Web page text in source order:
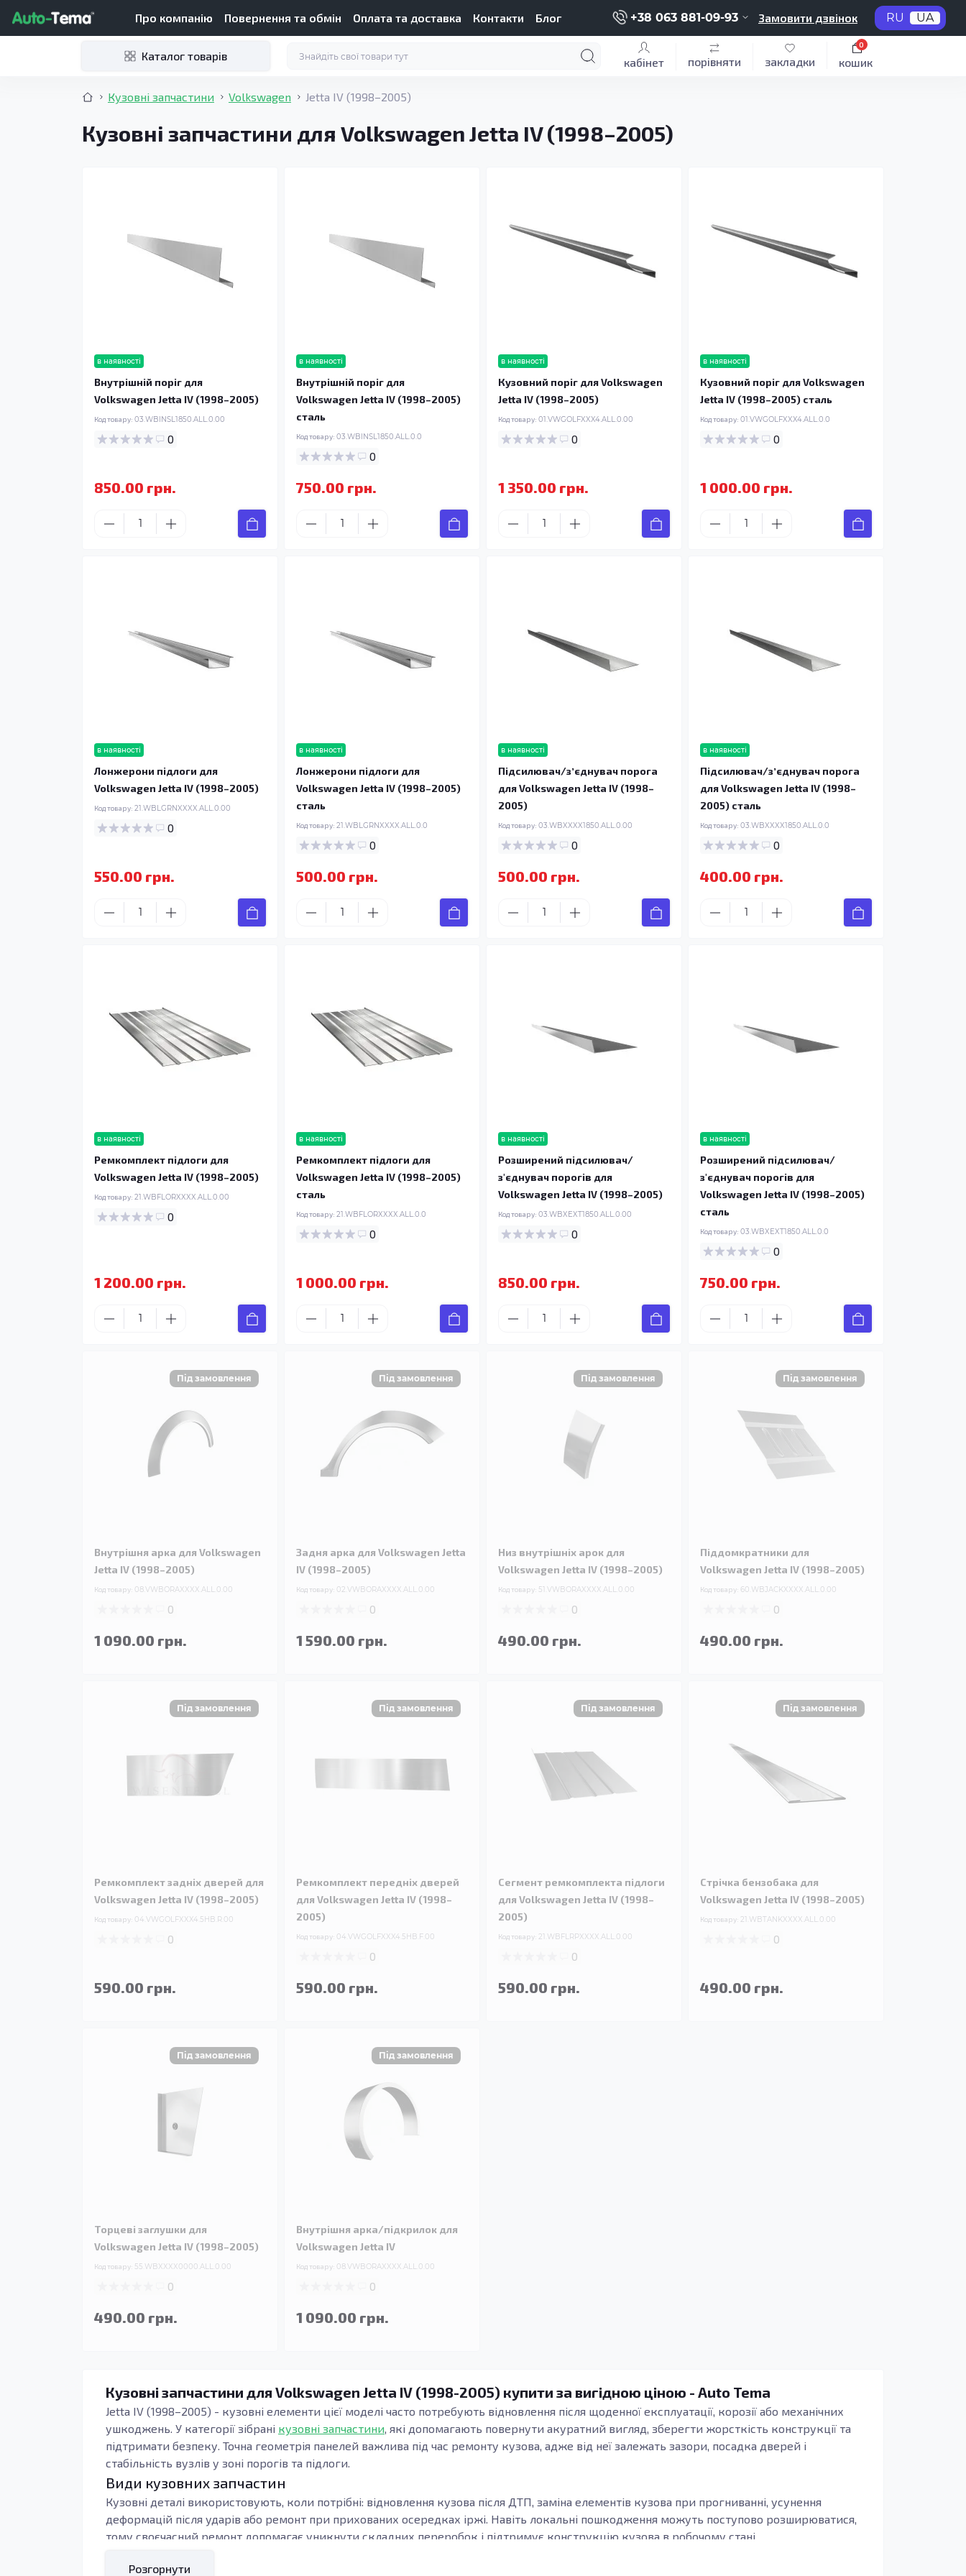
Про компанію Повернення та обмін Оплата та доставка Контакти Блог +38 063 881-09-93 Замовити дзвінок RU UA
Каталог товарів кабінет порівняти закладки кошик
0
Кузовні запчастини Volkswagen Jetta IV (1998–2005)
Кузовні запчастини для Volkswagen Jetta IV (1998–2005)
в наявності
Внутрішній поріг для
Volkswagen Jetta IV (1998–2005)
Код товару: 03.WBINSL1850.ALL.0.00
0
850.00 грн.
в наявності
Внутрішній поріг для
Volkswagen Jetta IV (1998–2005)
сталь
Код товару: 03.WBINSL1850.ALL.0.0
0
750.00 грн.
в наявності
Кузовний поріг для Volkswagen
Jetta IV (1998–2005)
Код товару: 01.VWGOLFXXX4.ALL.0.00
0
1 350.00 грн.
в наявності
Кузовний поріг для Volkswagen
Jetta IV (1998–2005) сталь
Код товару: 01.VWGOLFXXX4.ALL.0.0
0
1 000.00 грн.
в наявності
Лонжерони підлоги для
Volkswagen Jetta IV (1998–2005)
Код товару: 21.WBLGRNXXXX.ALL.0.00
0
550.00 грн.
в наявності
Лонжерони підлоги для
Volkswagen Jetta IV (1998–2005)
сталь
Код товару: 21.WBLGRNXXXX.ALL.0.0
0
500.00 грн.
в наявності
Підсилювач/зʼєднувач порога
для Volkswagen Jetta IV (1998–
2005)
Код товару: 03.WBXXXX1850.ALL.0.00
0
500.00 грн.
в наявності
Підсилювач/зʼєднувач порога
для Volkswagen Jetta IV (1998–
2005) сталь
Код товару: 03.WBXXXX1850.ALL.0.0
0
400.00 грн.
в наявності
Ремкомплект підлоги для
Volkswagen Jetta IV (1998–2005)
Код товару: 21.WBFLORXXXX.ALL.0.00
0
1 200.00 грн.
в наявності
Ремкомплект підлоги для
Volkswagen Jetta IV (1998–2005)
сталь
Код товару: 21.WBFLORXXXX.ALL.0.0
0
1 000.00 грн.
в наявності
Розширений підсилювач/
з'єднувач порогів для
Volkswagen Jetta IV (1998–2005)
Код товару: 03.WBXEXT1850.ALL.0.00
0
850.00 грн.
в наявності
Розширений підсилювач/
з'єднувач порогів для
Volkswagen Jetta IV (1998–2005)
сталь
Код товару: 03.WBXEXT1850.ALL.0.0
0
750.00 грн.
Внутрішня арка для Volkswagen
Jetta IV (1998–2005)
Код товару: 08.VWBORAXXXX.ALL.0.00
0
1 090.00 грн.
Задня арка для Volkswagen Jetta
IV (1998–2005)
Код товару: 02.VWBORAXXXX.ALL.0.00
0
1 590.00 грн.
Низ внутрішніх арок для
Volkswagen Jetta IV (1998–2005)
Код товару: 51.VWBORAXXXX.ALL.0.00
0
490.00 грн.
Піддомкратники для
Volkswagen Jetta IV (1998–2005)
Код товару: 60.WBJACKXXXX.ALL.0.00
0
490.00 грн.
Ремкомплект задніх дверей для
Volkswagen Jetta IV (1998–2005)
Код товару: 04.VWGOLFXXX4.5HB.R.00
0
590.00 грн.
Ремкомплект передніх дверей
для Volkswagen Jetta IV (1998–
2005)
Код товару: 04.VWGOLFXXX4.5HB.F.00
0
590.00 грн.
Сегмент ремкомплекта підлоги
для Volkswagen Jetta IV (1998–
2005)
Код товару: 21.WBFLRPXXXX.ALL.0.00
0
590.00 грн.
Стрічка бензобака для
Volkswagen Jetta IV (1998–2005)
Код товару: 21.WBTANKXXXX.ALL.0.00
0
490.00 грн.
Торцеві заглушки для
Volkswagen Jetta IV (1998–2005)
Код товару: 55.WBXXXX0000.ALL.0.00
0
490.00 грн.
Внутрішня арка/підкрилок для
Volkswagen Jetta IV
Код товару: 08.VWBORAXXXX.ALL.0.00
0
1 090.00 грн.
Кузовні запчастини для Volkswagen Jetta IV (1998-2005) купити за вигідною ціною - Auto Tema
Jetta IV (1998–2005) - кузовні елементи цієї моделі часто потребують відновлення після щоденної експлуатації, корозії або механічних
ушкоджень. У категорії зібрані кузовні запчастини, які допомагають повернути акуратний вигляд, зберегти жорсткість конструкції та
підтримати безпеку. Точна геометрія панелей важлива під час ремонту кузова, адже від неї залежать зазори, посадка дверей і
стабільність вузлів у зоні порогів та підлоги.
Види кузовних запчастин
Кузовні деталі використовують, коли потрібні: відновлення кузова після ДТП, заміна елементів кузова при прогниванні, усунення
деформацій після ударів або ремонт при прихованих осередках іржі. Навіть локальні пошкодження можуть поступово розширюватися,
тому своєчасний ремонт допомагає уникнути складних переробок і підтримує конструкцію кузова в робочому стані.
Під час підбору орієнтуються на тип кузова, модифікацію та місце встановлення елемента. Важливо, щоб деталь повторювала заводські
Розгорнути